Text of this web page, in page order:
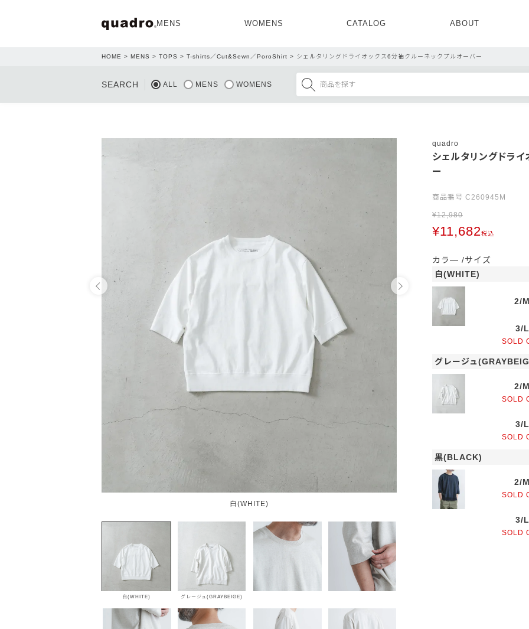
MENS
MENS ALL
TOPS OUTER
WOMENS
WOMENS ALL
TOPS OUTER
CATALOG ABOUT
CONCEPT NEWS COMPANY
HOME MENS TOPS T-shirts／Cut&Sewn／PoroShirt シェルタリングドライオックス6分袖クルーネックプルオーバー
SEARCH ALL MENS WOMENS
白(WHITE)
白(WHITE) グレージュ(GRAYBEIGE)
quadro
シェルタリングドラ
ー
商品番号 C260945M
¥12,980
¥11,682税込
カラ―
サイズ
白(WHITE)
2/
3/L
SOLD
グレージュ
2/
SOLD
3/L
SOLD
黒(BLACK)
2/
SOLD
3/L
SOLD